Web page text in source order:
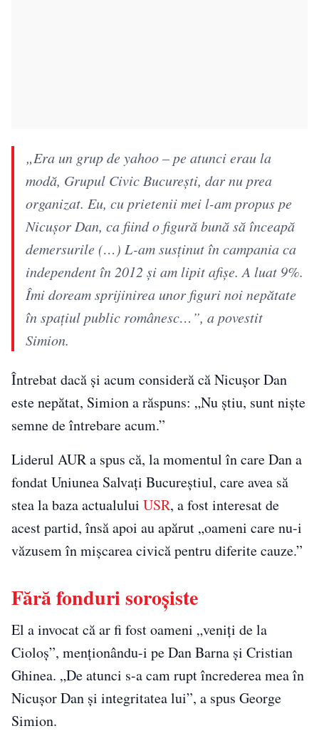
„Era un grup de yahoo – pe atunci erau la
modă, Grupul Civic București, dar nu prea
organizat. Eu, cu prietenii mei l-am propus pe
Nicușor Dan, ca fiind o figură bună să înceapă
demersurile (…) L-am susținut în campania ca
independent în 2012 și am lipit afișe. A luat 9%.
Îmi doream sprijinirea unor figuri noi nepătate
în spațiul public românesc…”, a povestit
Simion.
Întrebat dacă și acum consideră că Nicușor Dan
este nepătat, Simion a răspuns: „Nu știu, sunt niște
semne de întrebare acum.”
Liderul AUR a spus că, la momentul în care Dan a
fondat Uniunea Salvați Bucureștiul, care avea să
stea la baza actualului USR, a fost interesat de
acest partid, însă apoi au apărut „oameni care nu-i
văzusem în mișcarea civică pentru diferite cauze.”
Fără fonduri soroșiste
El a invocat că ar fi fost oameni „veniți de la
Cioloș”, menționându-i pe Dan Barna și Cristian
Ghinea. „De atunci s-a cam rupt încrederea mea în
Nicușor Dan și integritatea lui”, a spus George
Simion.